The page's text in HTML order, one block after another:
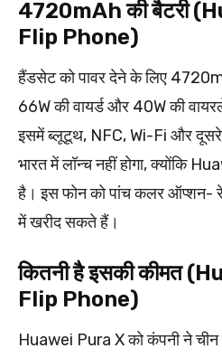
4720mAh की बैटरी
Flip Phone)
हैंडसेट को पावर देने के लिए
66W की वायर्ड और 40W की
इसमें ब्लूटूथ, NFC, Wi-Fi और दूसरे
भारत में लॉन्च नहीं होगा, क्योंकि
है। इस फोन को पांच कलर ऑप्शन-
में खरीद सकते हैं।
कितनी है इसकी कीमत
Flip Phone)
Huawei Pura X को कंपनी ने चीन